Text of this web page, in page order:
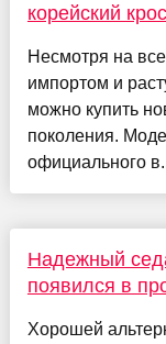
корейский
Несмотря на
импортом и
можно купить
поколения.
официального
Надежный
появился в
Хорошей